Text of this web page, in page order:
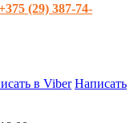
(29) 387-74-
в Viber Написать